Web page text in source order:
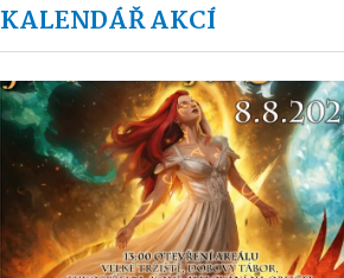
KALENDÁŘ AKCÍ